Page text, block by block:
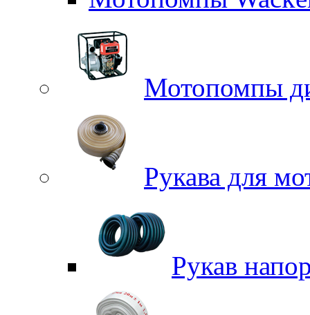
Мотопомпы
Рукава для
Рукав